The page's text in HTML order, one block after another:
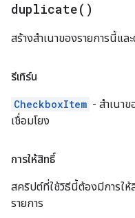
duplicate( )
สร้างสำเนาของรายการนี้แ
รีเทิร์น
CheckboxItem - สำเนาข
เชื่อมโยง
การให้สิทธิ์
สคริปต์ที่ใช้วิธีนี้ต้องมีการใ
รายการ